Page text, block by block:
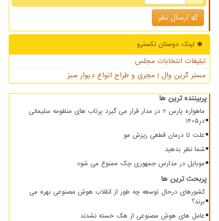
ارسال نظر
لینک دوستان نكسترو
تبلیغات انتخابات مجلس
مستر گرین وال | مجری و طراح انواع دیوار سبز
پربیننده ترین ها
ماهواره پارس 2 در مدار قرار می گیرد پرتاب های منظومه سلیمانی
در1405
علت تا درمان قطعی ریزش مو
شما نظر بدهید
موبایل در مدارس جمهوری چک ممنوع می شود
پربحث ترین ها
کشورهای درحال توسعه چه طور از انقلاب هوش مصنوعی بهره می
برند؟
عامل های هوش مصنوعی از هک خسته نشدند